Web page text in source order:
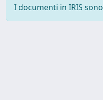
I documenti in IRIS